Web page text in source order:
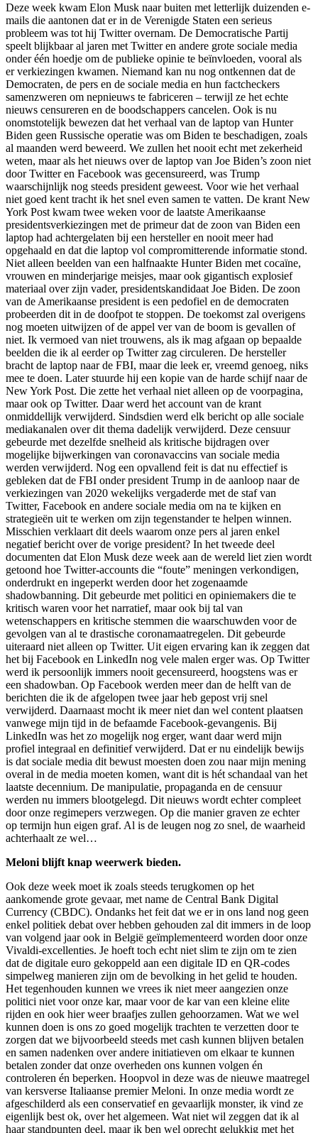
Deze week kwam Elon Musk naar buiten met letterlijk duizenden e-
mails die aantonen dat er in de Verenigde Staten een serieus
probleem was tot hij Twitter overnam. De Democratische Partij
speelt blijkbaar al jaren met Twitter en andere grote sociale media
onder één hoedje om de publieke opinie te beïnvloeden, vooral als
er verkiezingen kwamen. Niemand kan nu nog ontkennen dat de
Democraten, de pers en de sociale media en hun factcheckers
samenzweren om nepnieuws te fabriceren – terwijl ze het echte
nieuws censureren en de boodschappers cancelen. Ook is nu
onomstotelijk bewezen dat het verhaal van de laptop van Hunter
Biden geen Russische operatie was om Biden te beschadigen, zoals
al maanden werd beweerd. We zullen het nooit echt met zekerheid
weten, maar als het nieuws over de laptop van Joe Biden’s zoon niet
door Twitter en Facebook was gecensureerd, was Trump
waarschijnlijk nog steeds president geweest. Voor wie het verhaal
niet goed kent tracht ik het snel even samen te vatten. De krant New
York Post kwam twee weken voor de laatste Amerikaanse
presidentsverkiezingen met de primeur dat de zoon van Biden een
laptop had achtergelaten bij een hersteller en nooit meer had
opgehaald en dat die laptop vol compromitterende informatie stond.
Niet alleen beelden van een halfnaakte Hunter Biden met cocaïne,
vrouwen en minderjarige meisjes, maar ook gigantisch explosief
materiaal over zijn vader, presidentskandidaat Joe Biden. De zoon
van de Amerikaanse president is een pedofiel en de democraten
probeerden dit in de doofpot te stoppen. De toekomst zal overigens
nog moeten uitwijzen of de appel ver van de boom is gevallen of
niet. Ik vermoed van niet trouwens, als ik mag afgaan op bepaalde
beelden die ik al eerder op Twitter zag circuleren. De hersteller
bracht de laptop naar de FBI, maar die leek er, vreemd genoeg, niks
mee te doen. Later stuurde hij een kopie van de harde schijf naar de
New York Post. Die zette het verhaal niet alleen op de voorpagina,
maar ook op Twitter. Daar werd het account van de krant
onmiddellijk verwijderd. Sindsdien werd elk bericht op alle sociale
mediakanalen over dit thema dadelijk verwijderd. Deze censuur
gebeurde met dezelfde snelheid als kritische bijdragen over
mogelijke bijwerkingen van coronavaccins van sociale media
werden verwijderd. Nog een opvallend feit is dat nu effectief is
gebleken dat de FBI onder president Trump in de aanloop naar de
verkiezingen van 2020 wekelijks vergaderde met de staf van
Twitter, Facebook en andere sociale media om na te kijken en
strategieën uit te werken om zijn tegenstander te helpen winnen.
Misschien verklaart dit deels waarom onze pers al jaren enkel
negatief bericht over de vorige president? In het tweede deel
documenten dat Elon Musk deze week aan de wereld liet zien wordt
getoond hoe Twitter-accounts die “foute” meningen verkondigen,
onderdrukt en ingeperkt werden door het zogenaamde
shadowbanning. Dit gebeurde met politici en opiniemakers die te
kritisch waren voor het narratief, maar ook bij tal van
wetenschappers en kritische stemmen die waarschuwden voor de
gevolgen van al te drastische coronamaatregelen. Dit gebeurde
uiteraard niet alleen op Twitter. Uit eigen ervaring kan ik zeggen dat
het bij Facebook en LinkedIn nog vele malen erger was. Op Twitter
werd ik persoonlijk immers nooit gecensureerd, hoogstens was er
een shadowban. Op Facebook werden meer dan de helft van de
berichten die ik de afgelopen twee jaar heb gepost vrij snel
verwijderd. Daarnaast mocht ik meer niet dan wel content plaatsen
vanwege mijn tijd in de befaamde Facebook-gevangenis. Bij
LinkedIn was het zo mogelijk nog erger, want daar werd mijn
profiel integraal en definitief verwijderd. Dat er nu eindelijk bewijs
is dat sociale media dit bewust moesten doen zou naar mijn mening
overal in de media moeten komen, want dit is hét schandaal van het
laatste decennium. De manipulatie, propaganda en de censuur
werden nu immers blootgelegd. Dit nieuws wordt echter compleet
door onze regimepers verzwegen. Op die manier graven ze echter
op termijn hun eigen graf. Al is de leugen nog zo snel, de waarheid
achterhaalt ze wel…
Meloni blijft knap weerwerk bieden.
Ook deze week moet ik zoals steeds terugkomen op het
aankomende grote gevaar, met name de Central Bank Digital
Currency (CBDC). Ondanks het feit dat we er in ons land nog geen
enkel politiek debat over hebben gehouden zal dit immers in de loop
van volgend jaar ook in België geïmplementeerd worden door onze
Vivaldi-excellenties. Je hoeft toch echt niet slim te zijn om te zien
dat de digitale euro gekoppeld aan een digitale ID en QR-codes
simpelweg manieren zijn om de bevolking in het gelid te houden.
Het tegenhouden kunnen we vrees ik niet meer aangezien onze
politici niet voor onze kar, maar voor de kar van een kleine elite
rijden en ook hier weer braafjes zullen gehoorzamen. Wat we wel
kunnen doen is ons zo goed mogelijk trachten te verzetten door te
zorgen dat we bijvoorbeeld steeds met cash kunnen blijven betalen
en samen nadenken over andere initiatieven om elkaar te kunnen
betalen zonder dat onze overheden ons kunnen volgen én
controleren én beperken. Hoopvol in deze was de nieuwe maatregel
van kersverse Italiaanse premier Meloni. In onze media wordt ze
afgeschilderd als een conservatief en gevaarlijk monster, ik vind ze
eigenlijk best ok, over het algemeen. Wat niet wil zeggen dat ik al
haar standpunten deel, maar ik ben wel oprecht gelukkig met het